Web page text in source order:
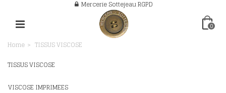
Mercerie Sottejeau RGPD
0
Home > TISSUS VISCOSE
TISSUS VISCOSE
VISCOSE IMPRIMEES